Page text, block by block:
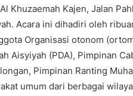
Khuzaemah Kajen, Jalan
Acara ini dihadiri oleh
Organisasi otonom
Aisyiyah (PDA), Pimpinan
Pimpinan Ranting
umum dari berbagai